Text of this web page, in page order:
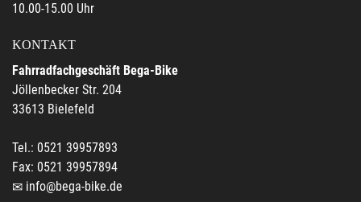
10.00-15.00 Uhr
KONTAKT
Fahrradfachgeschäft Bega-Bike
Jöllenbecker Str. 204
33613 Bielefeld
Tel.: 0521 39957893
Fax: 0521 39957894
info@bega-bike.de